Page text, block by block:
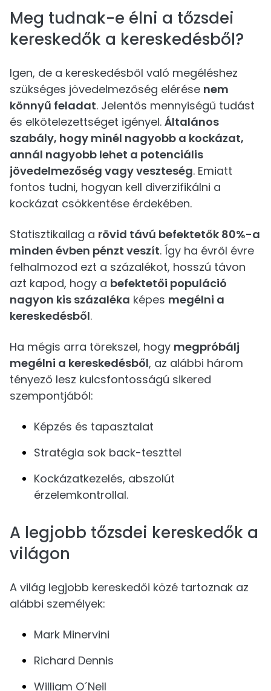
Meg tudnak-e élni a tőzsdei
kereskedők a kereskedésből?
Igen, de a kereskedésből való megéléshez
szükséges jövedelmezőség elérése nem
könnyű feladat. Jelentős mennyiségű tudást
és elkötelezettséget igényel. Általános
szabály, hogy minél nagyobb a kockázat,
annál nagyobb lehet a potenciális
jövedelmezőség vagy veszteség. Emiatt
fontos tudni, hogyan kell diverzifikálni a
kockázat csökkentése érdekében.
Statisztikailag a rövid távú befektetők 80%-a
minden évben pénzt veszít. Így ha évről évre
felhalmozod ezt a százalékot, hosszú távon
azt kapod, hogy a befektetői populáció
nagyon kis százaléka képes megélni a
kereskedésből.
Ha mégis arra törekszel, hogy megpróbálj
megélni a kereskedésből, az alábbi három
tényező lesz kulcsfontosságú sikered
szempontjából:
Képzés és tapasztalat
Stratégia sok back-teszttel
Kockázatkezelés, abszolút
érzelemkontrollal.
A legjobb tőzsdei kereskedők a
világon
A világ legjobb kereskedői közé tartoznak az
alábbi személyek:
Mark Minervini
Richard Dennis
William O´Neil